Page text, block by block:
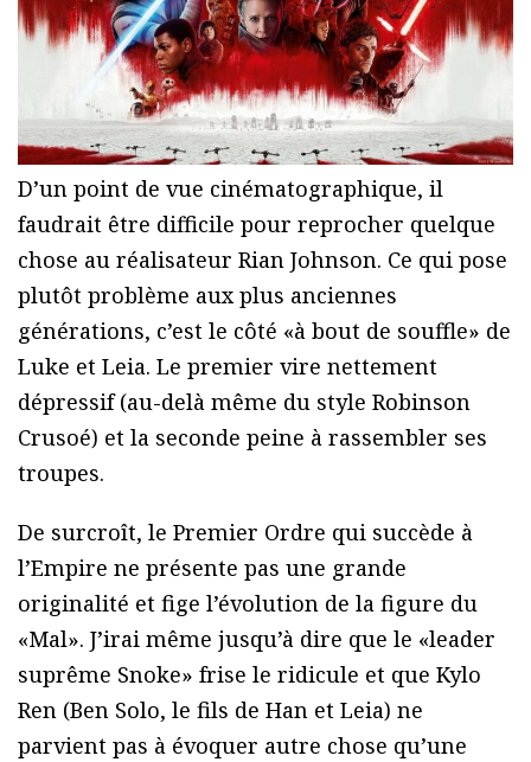
D’un point de vue cinématographique, il
faudrait être difficile pour reprocher quelque
chose au réalisateur Rian Johnson. Ce qui pose
plutôt problème aux plus anciennes
générations, c’est le côté «à bout de souffle» de
Luke et Leia. Le premier vire nettement
dépressif (au-delà même du style Robinson
Crusoé) et la seconde peine à rassembler ses
troupes.
De surcroît, le Premier Ordre qui succède à
l’Empire ne présente pas une grande
originalité et fige l’évolution de la figure du
«Mal». J’irai même jusqu’à dire que le «leader
suprême Snoke» frise le ridicule et que Kylo
Ren (Ben Solo, le fils de Han et Leia) ne
parvient pas à évoquer autre chose qu’une